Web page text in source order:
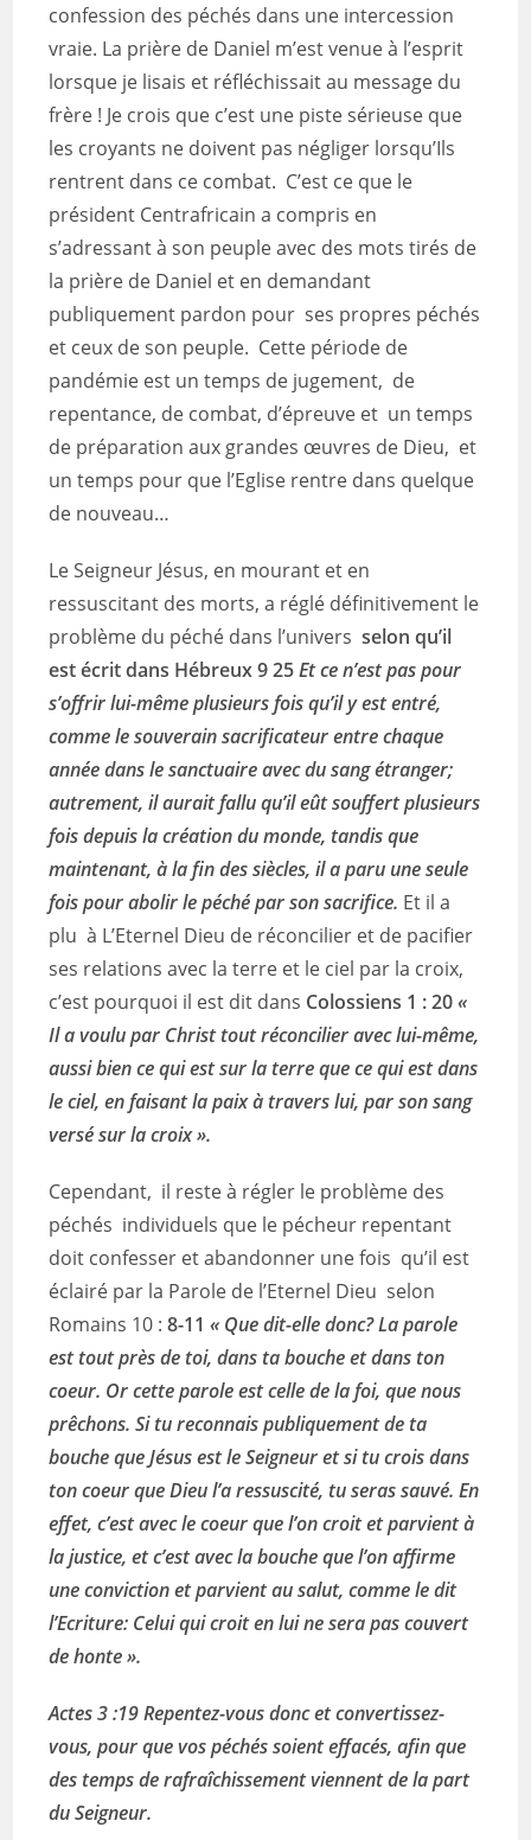
confession des péchés dans une intercession
vraie. La prière de Daniel m’est venue à l’esprit
lorsque je lisais et réfléchissait au message du
frère ! Je crois que c’est une piste sérieuse que
les croyants ne doivent pas négliger lorsqu’Ils
rentrent dans ce combat. C’est ce que le
président Centrafricain a compris en
s’adressant à son peuple avec des mots tirés de
la prière de Daniel et en demandant
publiquement pardon pour ses propres péchés
et ceux de son peuple. Cette période de
pandémie est un temps de jugement, de
repentance, de combat, d’épreuve et un temps
de préparation aux grandes œuvres de Dieu, et
un temps pour que l’Eglise rentre dans quelque
de nouveau…
Le Seigneur Jésus, en mourant et en
ressuscitant des morts, a réglé définitivement le
problème du péché dans l’universselon qu’il
est écrit dans Hébreux 9 25Et ce n’est pas pour
s’offrir lui-même plusieurs fois qu’il y est entré,
comme le souverain sacrificateur entre chaque
année dans le sanctuaire avec du sang étranger;
autrement, il aurait fallu qu’il eût souffert plusieurs
fois depuis la création du monde, tandis que
maintenant, à la fin des siècles, il a paru une seule
fois pour abolir le péché par son sacrifice. Et il a
plu à L’Eternel Dieu de réconcilier et de pacifier
ses relations avec la terre et le ciel par la croix,
c’est pourquoi il est dit dans Colossiens 1 : 20«
Il a voulu par Christ tout réconcilier avec lui-même,
aussi bien ce qui est sur la terre que ce qui est dans
le ciel, en faisant la paix à travers lui, par son sang
versé sur la croix ».
Cependant, il reste à régler le problème des
péchés individuels que le pécheur repentant
doit confesser et abandonner une fois qu’il est
éclairé par la Parole de l’Eternel Dieu selon
Romains 10 :8-11 « Que dit-elle donc? La parole
est tout près de toi, dans ta bouche et dans ton
coeur. Or cette parole est celle de la foi, que nous
prêchons. Si tu reconnais publiquement de ta
bouche que Jésus est le Seigneur et si tu crois dans
ton coeur que Dieu l’a ressuscité, tu seras sauvé. En
effet, c’est avec le coeur que l’on croit et parvient à
la justice, et c’est avec la bouche que l’on affirme
une conviction et parvient au salut, comme le dit
l’Ecriture: Celui qui croit en lui ne sera pas couvert
de honte ».
Actes 3 :19 Repentez-vous donc et convertissez-
vous, pour que vos péchés soient effacés, afin que
des temps de rafraîchissement viennent de la part
du Seigneur.